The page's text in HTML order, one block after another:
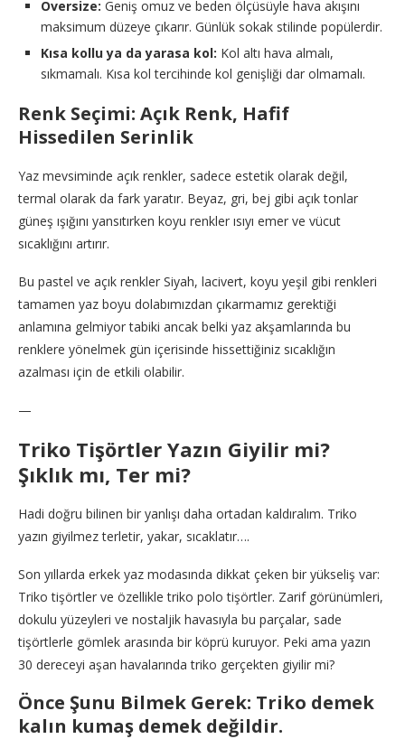
Oversize: Geniş omuz ve beden ölçüsüyle hava akışını
maksimum düzeye çıkarır. Günlük sokak stilinde popülerdir.
Kısa kollu ya da yarasa kol: Kol altı hava almalı,
sıkmamalı. Kısa kol tercihinde kol genişliği dar olmamalı.
Renk Seçimi: Açık Renk, Hafif
Hissedilen Serinlik
Yaz mevsiminde açık renkler, sadece estetik olarak değil,
termal olarak da fark yaratır. Beyaz, gri, bej gibi açık tonlar
güneş ışığını yansıtırken koyu renkler ısıyı emer ve vücut
sıcaklığını artırır.
Bu pastel ve açık renkler Siyah, lacivert, koyu yeşil gibi renkleri
tamamen yaz boyu dolabımızdan çıkarmamız gerektiği
anlamına gelmiyor tabiki ancak belki yaz akşamlarında bu
renklere yönelmek gün içerisinde hissettiğiniz sıcaklığın
azalması için de etkili olabilir.
—
Triko Tişörtler Yazın Giyilir mi?
Şıklık mı, Ter mi?
Hadi doğru bilinen bir yanlışı daha ortadan kaldıralım. Triko
yazın giyilmez terletir, yakar, sıcaklatır….
Son yıllarda erkek yaz modasında dikkat çeken bir yükseliş var:
Triko tişörtler ve özellikle triko polo tişörtler. Zarif görünümleri,
dokulu yüzeyleri ve nostaljik havasıyla bu parçalar, sade
tişörtlerle gömlek arasında bir köprü kuruyor. Peki ama yazın
30 dereceyi aşan havalarında triko gerçekten giyilir mi?
Önce Şunu Bilmek Gerek: Triko demek
kalın kumaş demek değildir.